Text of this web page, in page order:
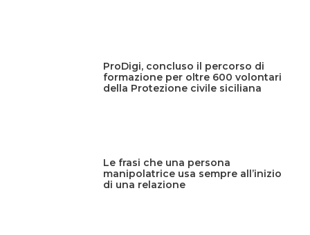
ProDigi, concluso il percorso di
formazione per oltre 600 volontari
della Protezione civile siciliana
Le frasi che una persona
manipolatrice usa sempre all’inizio
di una relazione